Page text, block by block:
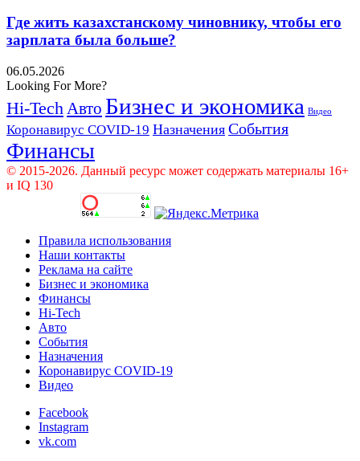
Где жить казахстанскому чиновнику, чтобы его
зарплата была больше?
06.05.2026
Looking For More?
Hi-Tech Авто Бизнес и экономика Видео
Коронавирус COVID-19 Назначения События
Финансы
© 2015-2026. Данный ресурс может содержать материалы 16+
и IQ 130
Правила использования
Наши контакты
Реклама на сайте
Бизнес и экономика
Финансы
Hi-Tech
Авто
События
Назначения
Коронавирус COVID-19
Видео
Facebook
Instagram
vk.com